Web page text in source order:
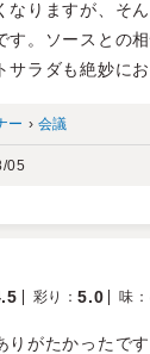
りますが、そ
。ソースとの相
ラダも絶妙にお
ー › 会議
05
彩り ：5.0 味 ：
りがたかったで